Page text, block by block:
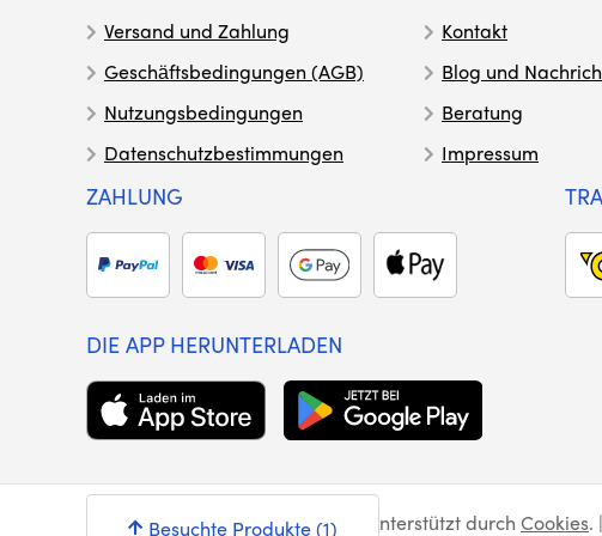
Versand und Zahlung
Geschäftsbedingungen (AGB)
Nutzungsbedingungen
Datenschutzbestimmungen
Kontakt
Blog und
Beratung
Impressum
ZAHLUNG
DIE APP HERUNTERLADEN
© Syntex 2026. Dienstleistungen unterstützt durch Cookies.
Besuchte Produkte (1)